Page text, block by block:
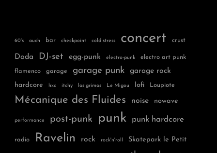
60's auch bar checkpoint cold stress concert crust
Dada DJ-set egg-punk electro-punk electro art punk
flamenco garage garage punk garage rock
hardcore hxc itchy las grimas Le Migou lofi Loupiote
Mécanique des Fluides noise nowave
performance post-punk punk punk hardcore
radio Ravelin rock rock'n'roll Skatepark le Petit